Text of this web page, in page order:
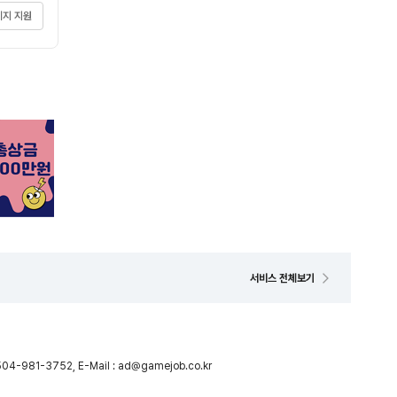
지원
서비스 전체보기
981-3752, E-Mail : ad@gamejob.co.kr